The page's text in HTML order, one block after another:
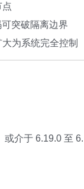
点
可突破隔离边界
为系统完全控制
或介于 6.19.0 至